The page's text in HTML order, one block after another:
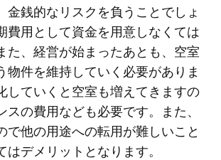
金銭的なリスクを負うことでしょ
費用として資金を用意しなくては
た、経営が始まったあとも、空室
物件を維持していく必要がありま
していくと空室も増えてきますの
スの費用なども必要です。また、
で他の用途への転用が難しいこと
はデメリットとなります。